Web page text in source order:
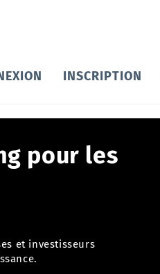
INSCRIPTION
pour les
et investisseurs